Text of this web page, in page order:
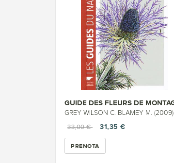
GREY WILSON C. BLAMEY M. (2009)
33,00 €
31,35 €
PRENOTA